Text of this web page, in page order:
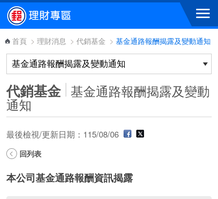
跳到主要內容區塊
首頁 > 理財消息 > 代銷基金 > 基金通路報酬揭露及變動通知
代銷基金 基金通路報酬揭露及變動
通知
最後檢視/更新日期：115/08/06
回列表
本公司基金通路報酬資訊揭露